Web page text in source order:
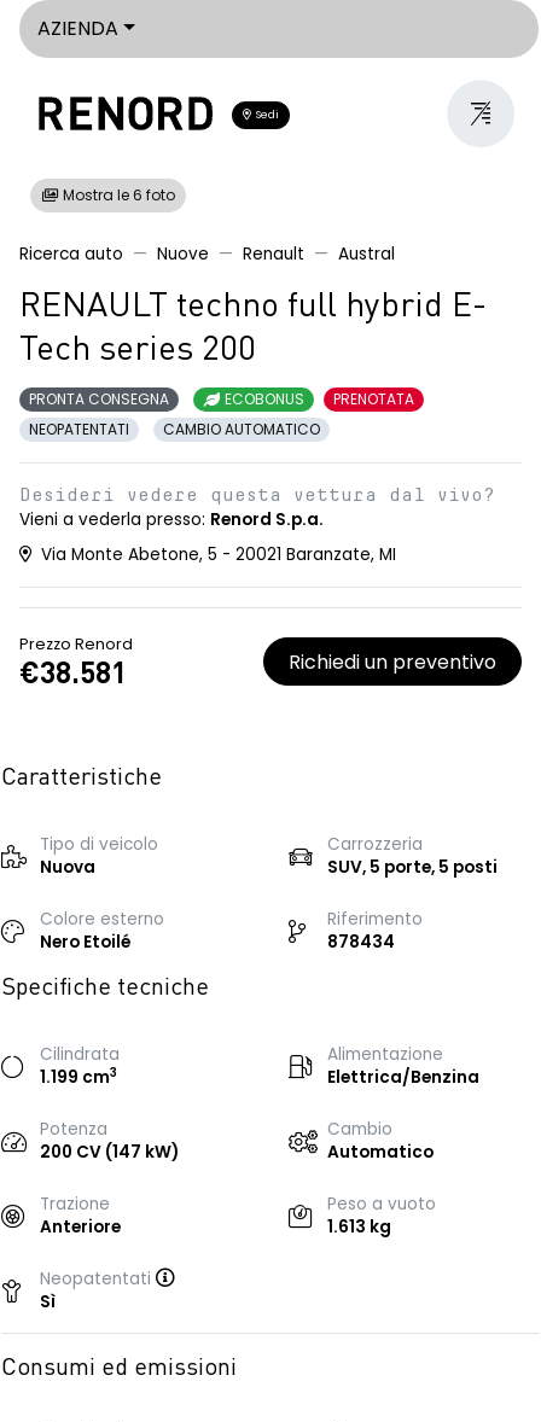
AZIENDA
Sedi
Mostra le 6 foto
Ricerca auto Nuove Renault Austral
RENAULT techno full hybrid E-
Tech series 200
PRONTA CONSEGNA ECOBONUS
PRENOTATA
NEOPATENTATI
CAMBIO AUTOMATICO
Desideri vedere questa vettura dal vivo?
Vieni a vederla presso: Renord S.p.a.
Via Monte Abetone, 5 - 20021 Baranzate, MI
Prezzo Renord
€38.581 Richiedi un preventivo
Caratteristiche
Tipo di veicolo
Nuova
Carrozzeria
SUV, 5 porte, 5 posti
Colore esterno
Nero Etoilé
Riferimento
878434
Specifiche tecniche
Cilindrata
1.199 cm3
Alimentazione
Elettrica/Benzina
Potenza
200 CV (147 kW)
Cambio
Automatico
Trazione
Anteriore
Peso a vuoto
1.613 kg
Neopatentati
Sì
Consumi ed emissioni